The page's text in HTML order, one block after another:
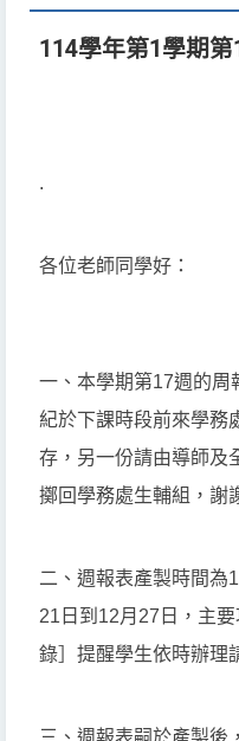
114學年第1學期
.
各位老師同學好：
一、本學期第17週的周
紀於下課時段前來學務
存，另一份請由導師及
擲回學務處生輔組，謝
二、週報表產製時間為
21日到12月27日，主
錄］提醒學生依時辦理